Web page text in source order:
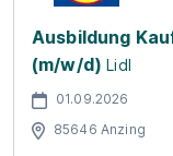
Ausbildung
(m/w/d) Lidl
01.09.2026
85646 Anzing